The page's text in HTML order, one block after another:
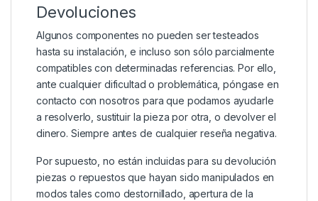
Devoluciones
Algunos componentes no pueden ser testeados
hasta su instalación, e incluso son sólo parcialmente
compatibles con determinadas referencias. Por ello,
ante cualquier dificultad o problemática, póngase en
contacto con nosotros para que podamos ayudarle
a resolverlo, sustituir la pieza por otra, o devolver el
dinero. Siempre antes de cualquier reseña negativa.
Por supuesto, no están incluidas para su devolución
piezas o repuestos que hayan sido manipulados en
modos tales como destornillado, apertura de la